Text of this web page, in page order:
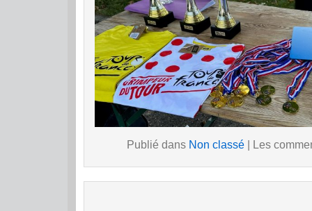
Publié dans Non classé| Les